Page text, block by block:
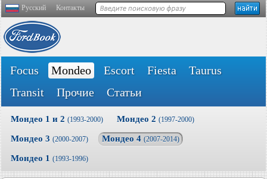
Русский Контакты
Focus Mondeo Escort Fiesta
Taurus
Transit
Прочие Статьи
Мондео 1 и 2 (1993-2000) Мондео 2 (1997-2000)
Мондео 3 (2000-2007) Мондео 4 (2007-2014)
Мондео 1 (1993-1996)